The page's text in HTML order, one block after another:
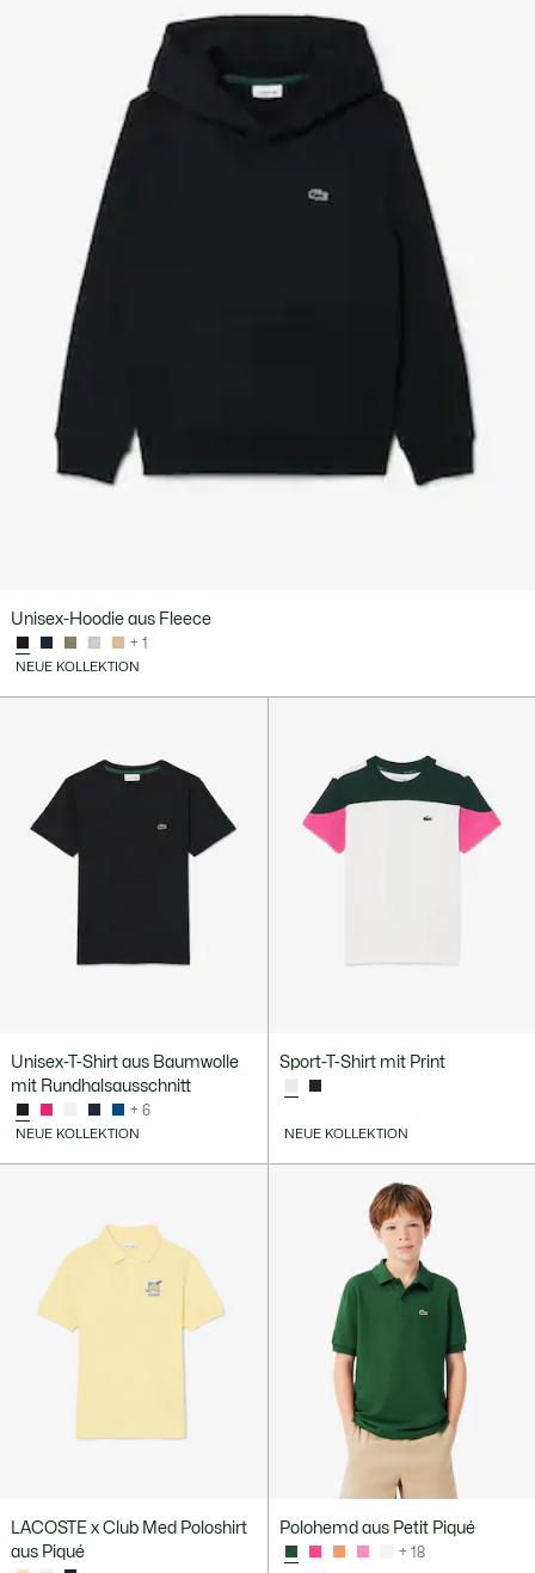
Unisex-Hoodie aus Fleece
+ 1
NEUE KOLLEKTION
Unisex-T-Shirt aus Baumwolle
mit Rundhalsausschnitt
+ 6
NEUE KOLLEKTION
Sport-T-Shirt mit Print
NEUE KOLLEKTION
LACOSTE x Club Med Poloshirt
aus Piqué
Polohemd aus Petit Piqué
+ 18